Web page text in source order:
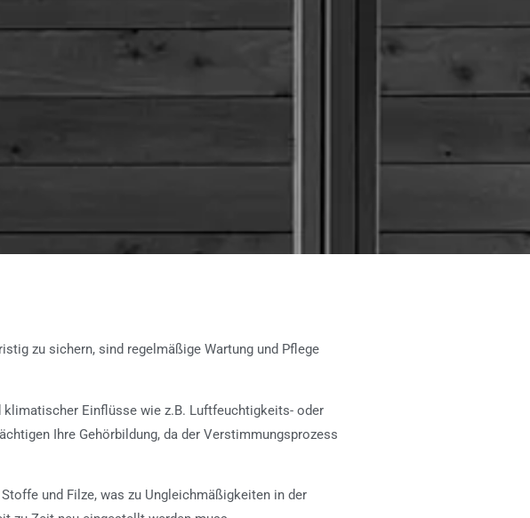
zu sichern, sind regelmäßige Wartung und Pflege
Einflüsse wie z.B. Luftfeuchtigkeits- oder
Ihre Gehörbildung, da der Verstimmungsprozess
und Filze, was zu Ungleichmäßigkeiten in der